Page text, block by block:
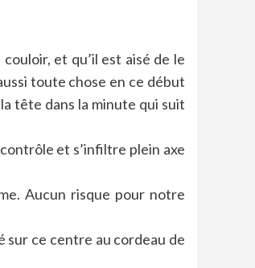
et qu’il est aisé de le
toute chose en ce début
tête dans la minute qui suit
et s’infiltre plein axe
Aucun risque pour notre
sur ce centre au cordeau de